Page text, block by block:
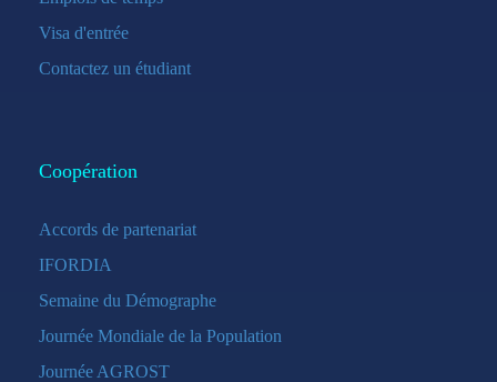
Visa d'entrée
Contactez un étudiant
Coopération
Accords de partenariat
IFORDIA
Semaine du Démographe
Journée Mondiale de la Population
Journée AGROST